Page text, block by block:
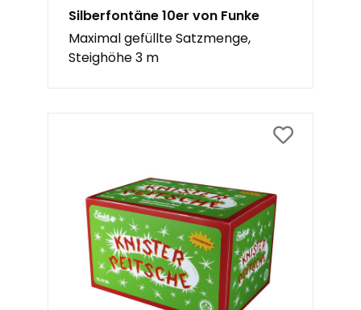
Silberfontäne 10er von Funke
Maximal gefüllte Satzmenge,
Steighöhe 3 m